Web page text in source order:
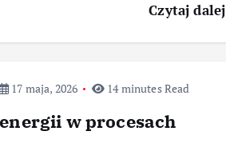
Czytaj dalej
17 maja, 2026 14 minutes Read
w procesach